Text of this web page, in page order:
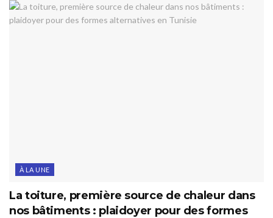
À LA UNE
La toiture, première source de chaleur dans
nos bâtiments : plaidoyer pour des formes